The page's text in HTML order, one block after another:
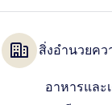
สิ่งอำนวยค
อาหารและ